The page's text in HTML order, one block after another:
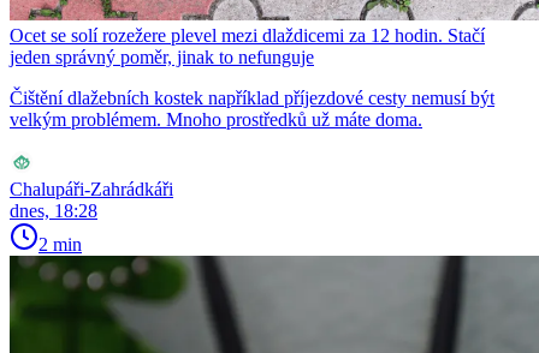
Ocet se solí rozežere plevel mezi dlaždicemi za 12 hodin. Stačí
jeden správný poměr, jinak to nefunguje
Čištění dlažebních kostek například příjezdové cesty nemusí být
velkým problémem. Mnoho prostředků už máte doma.
Chalupáři-Zahrádkáři
dnes, 18:28
2 min